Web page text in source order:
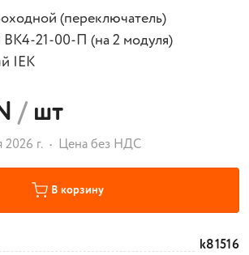
(переключатель)
21-00-П (на 2 модуля)
IEK
/шт
2026 г. Цена без НДС
В корзину
k81516